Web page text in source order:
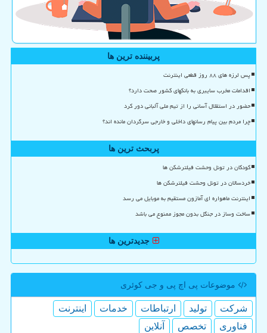
پربیننده ترین ها
پس لرزه های ۸۸ روز قطعی اینترنت
اقدامات مخرب سایبری به بانکهای کشور صحت دارد؟
حضور در استقلال آسانی را از تیم ملی آلبانی دور کرد
چرا مردم بین پیام رسانهای داخلی و خارجی سرگردان مانده اند؟
پربحث ترین ها
کودکان در تونل وحشت فیلترشکن ها
خردسالان در تونل وحشت فیلترشکن ها
اینترنت ماهواره ای آمازون مستقیم به موبایل می رسد
ساخت وساز در جنگل بدون مجوز ممنوع می باشد
جدیدترین ها
موضوعات پی اچ پی و جی كوئری
شركت تولید ارتباطات خدمات
اینترنت
فناوری
تخصص آنلاین